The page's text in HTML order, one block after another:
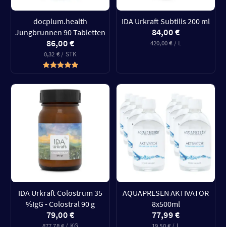
docplum.health
Jungbrunnen 90 Tabletten
86,00 €
0,32 € / STK
IDA Urkraft Subtilis 200 ml
84,00 €
420,00 € / L
IDA Urkraft Colostrum 35
%IgG - Colostral 90 g
79,00 €
AQUAPRESEN AKTIVATOR
8x500ml
77,99 €